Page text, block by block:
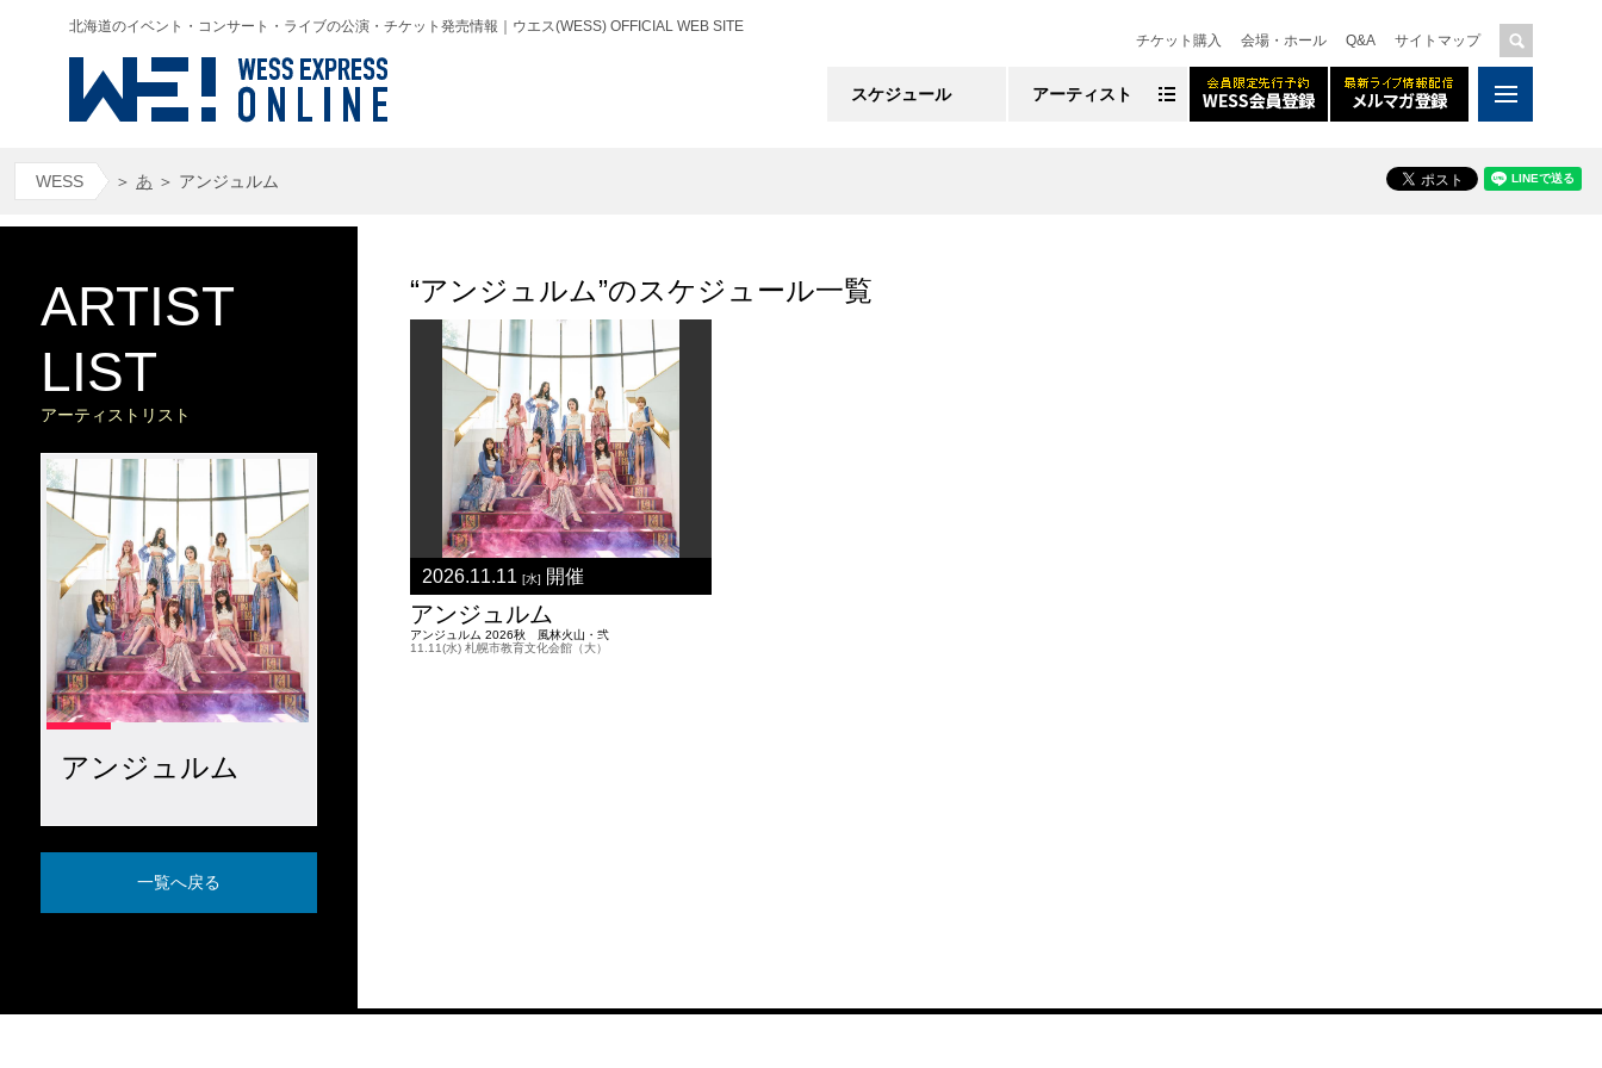
北海道のイベント・コンサート・ライブの公演・チケット発売情報｜ウエス(WESS) OFFICIAL WEB SITE
チケット購入
会場・ホール Q&A サイトマップ
スケジュール アーティスト
WESS ＞ あ ＞ アンジュルム
ARTIST
LIST
アーティストリスト
アンジュルム
一覧へ戻る
“アンジュルム”のスケジュール一覧
2026.11.11 [水] 開催
アンジュルム
アンジュルム 2026秋 風林火山・弐
11.11(水) 札幌市教育文化会館（大）